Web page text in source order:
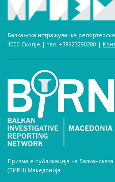
Балканска истражувачка
1000 Скопје | тел. +38923290280­ |
Призма е публикација на
(БИРН) Македонија